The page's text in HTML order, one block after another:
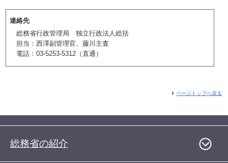
連絡先
総務省行政管理局 独立行政法人総括
担当：西澤副管理官、藤川主査
電話：03-5253-5312（直通）
ページトップへ戻る
総務省の紹介